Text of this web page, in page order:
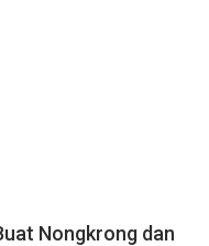
Nongkrong dan